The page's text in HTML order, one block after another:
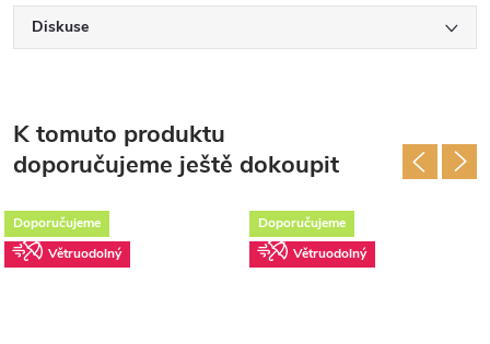
Diskuse
K tomuto produktu
doporučujeme ještě dokoupit
Doporučujeme
Větruodolný
Doporučujeme
Větruodolný